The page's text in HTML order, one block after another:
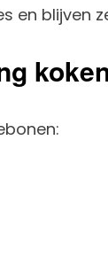
en blijven